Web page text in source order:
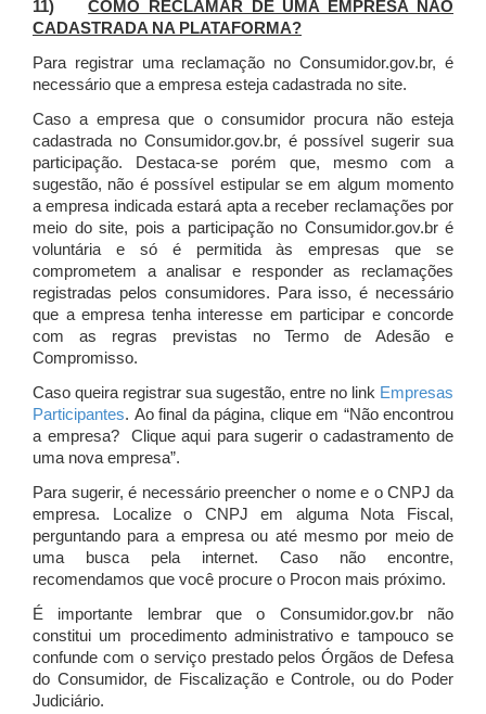
11)COMO RECLAMAR DE UMA EMPRESA NÃO
CADASTRADA NA PLATAFORMA?
Para registrar uma reclamação no Consumidor.gov.br, é
necessário que a empresa esteja cadastrada no site.
Caso a empresa que o consumidor procura não esteja
cadastrada no Consumidor.gov.br, é possível sugerir sua
participação. Destaca-se porém que, mesmo com a
sugestão, não é possível estipular se em algum momento
a empresa indicada estará apta a receber reclamações por
meio do site, pois a participação no Consumidor.gov.br é
voluntária e só é permitida às empresas que se
comprometem a analisar e responder as reclamações
registradas pelos consumidores. Para isso, é necessário
que a empresa tenha interesse em participar e concorde
com as regras previstas no Termo de Adesão e
Compromisso.
Caso queira registrar sua sugestão, entre no link Empresas
Participantes. Ao final da página, clique em “Não encontrou
a empresa? Clique aqui para sugerir o cadastramento de
uma nova empresa”.
Para sugerir, é necessário preencher o nome e o CNPJ da
empresa. Localize o CNPJ em alguma Nota Fiscal,
perguntando para a empresa ou até mesmo por meio de
uma busca pela internet. Caso não encontre,
recomendamos que você procure o Procon mais próximo.
É importante lembrar que o Consumidor.gov.br não
constitui um procedimento administrativo e tampouco se
confunde com o serviço prestado pelos Órgãos de Defesa
do Consumidor, de Fiscalização e Controle, ou do Poder
Judiciário.